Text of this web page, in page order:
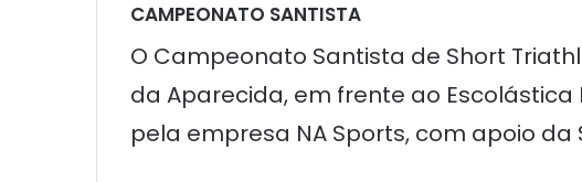
CAMPEONATO SANTISTA
O Campeonato Santista de Short
da Aparecida, em frente ao Escolástica
pela empresa NA Sports, com apoio